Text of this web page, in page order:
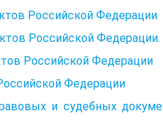
Российской Федерации
Российской Федерации.
Российской Федерации
Федерации
и судебных